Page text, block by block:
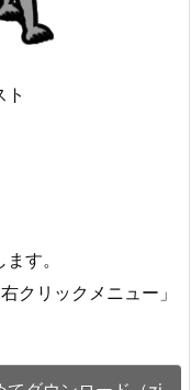
す。
クリックメニュー」